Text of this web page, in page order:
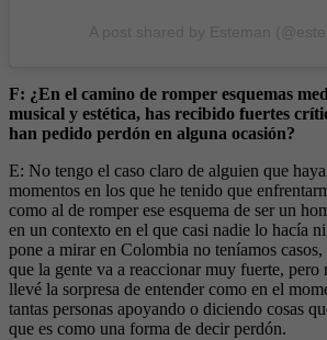
F: ¿En el camino de romper esquemas
musical y estética, has recibido fuertes
han pedido perdón en alguna ocasión?
E: No tengo el caso claro de alguien que
momentos en los que he tenido que
como al de romper ese esquema de ser un
en un contexto en el que casi nadie lo hacía
pone a mirar en Colombia no teníamos casos,
que la gente va a reaccionar muy fuerte, pero
llevé la sorpresa de entender como en el
tantas personas apoyando o diciendo cosas
que es como una forma de decir perdón.